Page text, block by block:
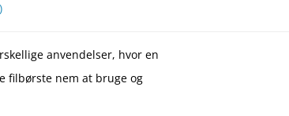
anvendelser, hvor en
filbørste nem at bruge og